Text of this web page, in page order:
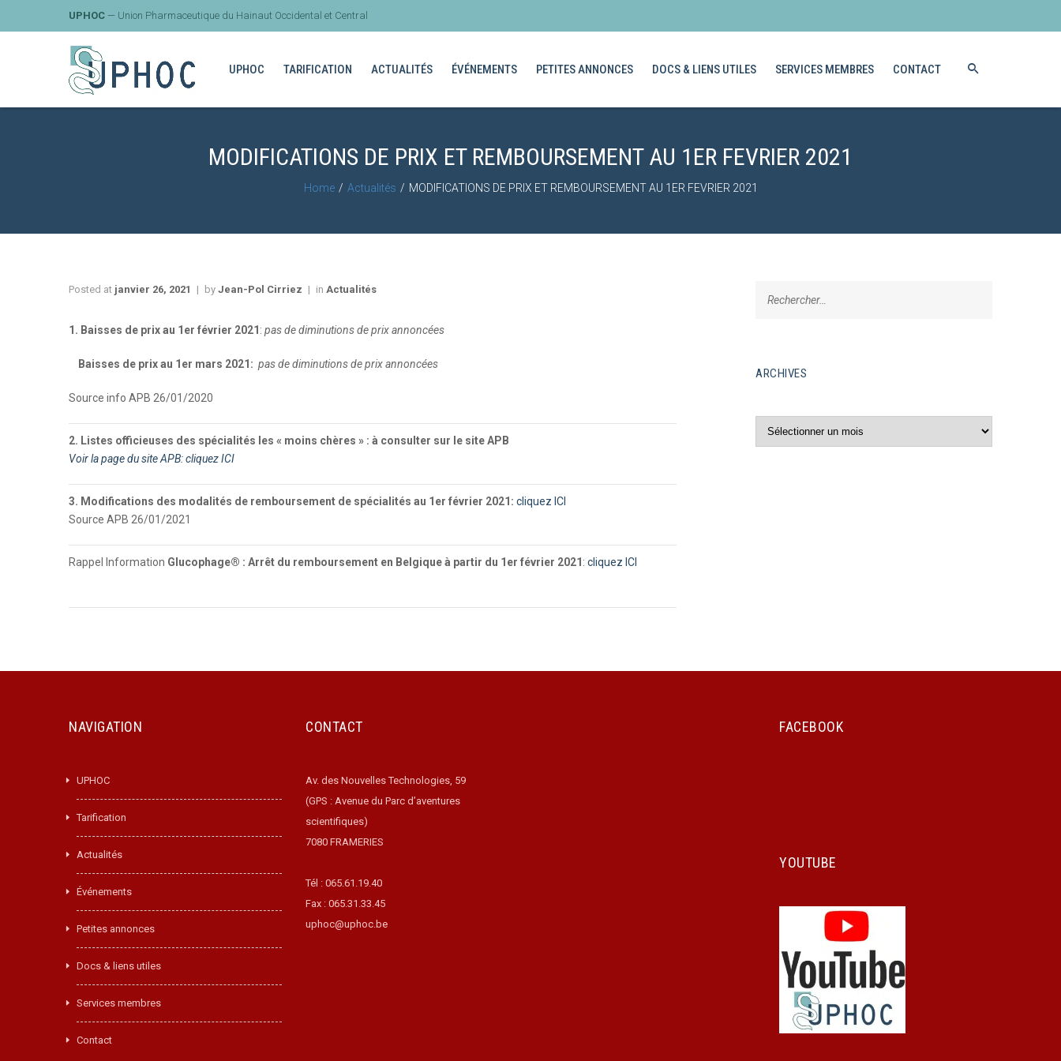
UPHOC — Union Pharmaceutique du Hainaut Occidental et Central
UPHOC TARIFICATION ACTUALITÉS ÉVÉNEMENTS PETITES ANNONCES DOCS & LIENS UTILES SERVICES MEMBRES CONTACT
MODIFICATIONS DE PRIX ET REMBOURSEMENT AU 1ER FEVRIER 2021
Home Actualités MODIFICATIONS DE PRIX ET REMBOURSEMENT AU 1ER FEVRIER 2021
Posted at janvier 26, 2021 by Jean-Pol Cirriez in Actualités
1. Baisses de prix au 1er février 2021 : pas de diminutions de prix annoncées
Baisses de prix au 1er mars 2021: pas de diminutions de prix annoncées
Source info APB 26/01/2020
2. Listes officieuses des spécialités les « moins chères » : à consulter sur le site APB
Voir la page du site APB: cliquez ICI
3. Modifications des modalités de remboursement de spécialités au 1er février 2021: cliquez ICI
Source APB 26/01/2021
Rappel Information Glucophage® : Arrêt du remboursement en Belgique à partir du 1er février 2021 : cliquez ICI
ARCHIVES
NAVIGATION
UPHOC
Tarification
Actualités
Événements
Petites annonces
Docs & liens utiles
Services membres
Contact
CONTACT
Av. des Nouvelles Technologies, 59
(GPS : Avenue du Parc d’aventures
scientifiques)
7080 FRAMERIES
Tél : 065.61.19.40
Fax : 065.31.33.45
uphoc@uphoc.be
FACEBOOK
YOUTUBE